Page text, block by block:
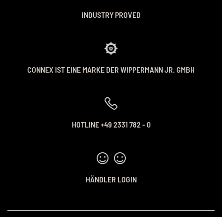
INDUSTRY PROVED
CONNEX IST EINE MARKE DER WIPPERMANN JR. GMBH
HOTLINE +49 2331 782 - 0
HÄNDLER LOGIN